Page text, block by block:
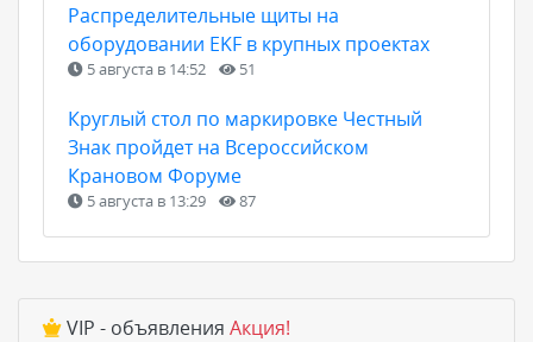
Распределительные щиты на
оборудовании EKF в крупных проектах
5 августа в 14:52 51
Круглый стол по маркировке Честный
Знак пройдет на Всероссийском
Крановом Форуме
5 августа в 13:29 87
VIP - объявления Акция!